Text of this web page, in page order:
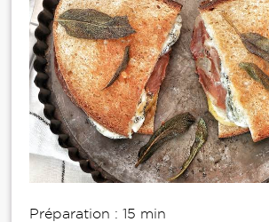
Préparation : 15 min